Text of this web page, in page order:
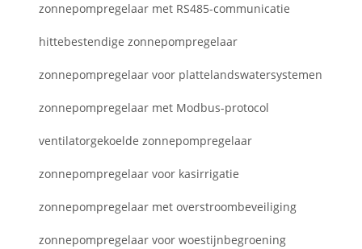
zonnepompregelaar met RS485-communicatie
hittebestendige zonnepompregelaar
zonnepompregelaar voor plattelandswatersystemen
zonnepompregelaar met Modbus-protocol
ventilatorgekoelde zonnepompregelaar
zonnepompregelaar voor kasirrigatie
zonnepompregelaar met overstroombeveiliging
zonnepompregelaar voor woestijnbegroening